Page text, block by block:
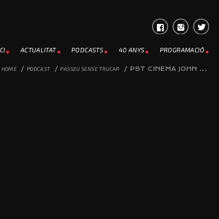
ACTUALITAT PODCASTS 40 ANYS PROGRAMACIÓ
HOME / PODCAST / PASSEU SENSE TRUCAR / PST CINEMA JOHN ...